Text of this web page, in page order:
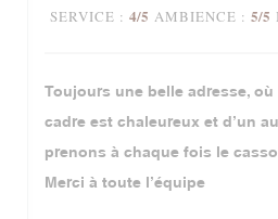
SERVICE : 4/5 AMBIENCE : 5/5
Toujours une belle adresse,
cadre est chaleureux et d’un
prenons à chaque fois le
Merci à toute l’équipe